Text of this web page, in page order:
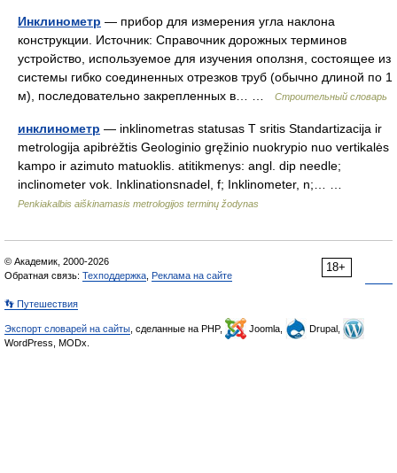
Инклинометр — прибор для измерения угла наклона
конструкции. Источник: Справочник дорожных терминов
устройство, используемое для изучения оползня, состоящее из
системы гибко соединенных отрезков труб (обычно длиной по 1
м), последовательно закрепленных в… …
Строительный словарь
инклинометр — inklinometras statusas T sritis Standartizacija ir
metrologija apibrėžtis Geologinio gręžinio nuokrypio nuo vertikalės
kampo ir azimuto matuoklis. atitikmenys: angl. dip needle;
inclinometer vok. Inklinationsnadel, f; Inklinometer, n;… …
Penkiakalbis aiškinamasis metrologijos terminų žodynas
18+
© Академик, 2000-2026
Обратная связь: Техподдержка Реклама на сайте
👣 Путешествия
Экспорт словарей на сайты , сделанные на PHP, Joomla,
Drupal,
WordPress, MODx.